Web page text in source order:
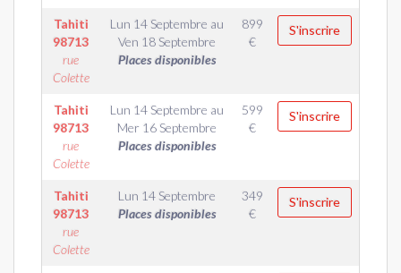
Tahiti
98713
rue
Colette
Lun 14 Septembre au
Ven 18 Septembre
Places disponibles
899
€
S'inscrire
Tahiti
98713
rue
Colette
Lun 14 Septembre au
Mer 16 Septembre
Places disponibles
599
€
S'inscrire
Tahiti
98713
rue
Colette
Lun 14 Septembre
Places disponibles
349
€
S'inscrire